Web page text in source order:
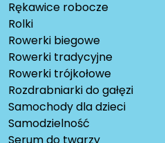
Rękawice robocze
Rolki
Rowerki biegowe
Rowerki tradycyjne
Rowerki trójkołowe
Rozdrabniarki do gałęzi
Samochody dla dzieci
Samodzielność